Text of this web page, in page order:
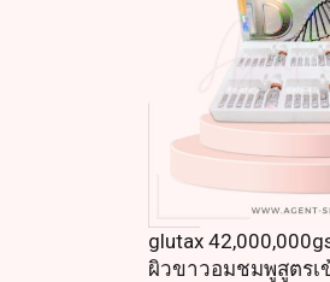
glutax
ผิวขาวอมชมพูสูตร